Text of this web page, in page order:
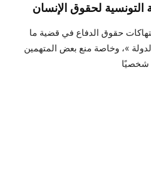
حقوق الدفاع في قضية ما
»، وخاصة منع بعض المتهمين